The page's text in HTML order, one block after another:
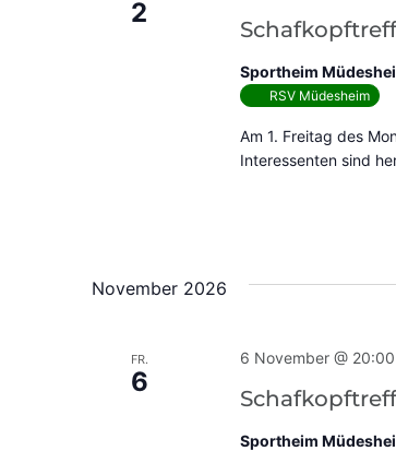
2
Schafkopftreff
Sportheim
RSV Müdesheim
Am 1. Freitag des
Interessenten sind
November 2026
FR.
6
Schafkopftreff
6 November @ 20:00
Sportheim